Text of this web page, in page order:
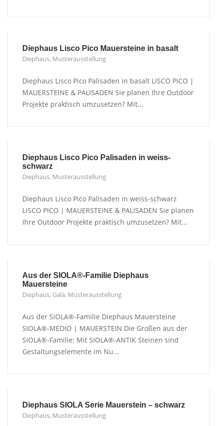
Diephaus Lisco Pico Mauersteine in basalt
Diephaus, Musterausstellung
Diephaus Lisco Pico Palisaden in basalt LISCO PICO |
MAUERSTEINE & PALISADEN Sie planen Ihre Outdoor
Projekte praktisch umzusetzen? Mit...
Diephaus Lisco Pico Palisaden in weiss-
schwarz
Diephaus, Musterausstellung
Diephaus Lisco Pico Palisaden in weiss-schwarz
LISCO PICO | MAUERSTEINE & PALISADEN Sie planen
Ihre Outdoor Projekte praktisch umzusetzen? Mit...
Aus der SIOLA®-Familie Diephaus
Mauersteine
Diephaus, Gala, Musterausstellung
Aus der SIOLA®-Familie Diephaus Mauersteine
SIOLA®-MEDIO | MAUERSTEIN Die Großen aus der
SIOLA®-Familie: Mit SIOLA®-ANTIK Steinen sind
Gestaltungselemente im Nu...
Diephaus SIOLA Serie Mauerstein – schwarz
Diephaus, Musterausstellung